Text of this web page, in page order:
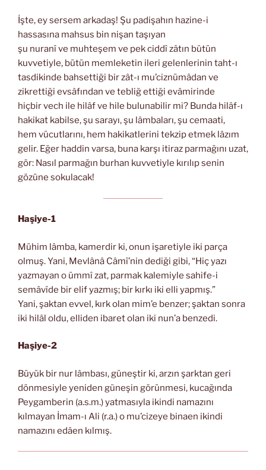
İşte, ey sersem arkadaş! Şu padişahın hazine-i
hassasına mahsus bin nişan taşıyan
şu nuranî ve muhteşem ve pek ciddî zâtın bütün
kuvvetiyle, bütün memleketin ileri gelenlerinin taht-ı
tasdikinde bahsettiği bir zât-ı mu’ciznümâdan ve
zikrettiği evsâfından ve tebliğ ettiği evâmirinde
hiçbir vech ile hilâf ve hile bulunabilir mi? Bunda hilâf-ı
hakikat kabilse, şu sarayı, şu lâmbaları, şu cemaati,
hem vücutlarını, hem hakikatlerini tekzip etmek lâzım
gelir. Eğer haddin varsa, buna karşı itiraz parmağını uzat,
gör: Nasıl parmağın burhan kuvvetiyle kırılıp senin
gözüne sokulacak!
Haşiye-1
Mühim lâmba, kamerdir ki, onun işaretiyle iki parça
olmuş. Yani, Mevlânâ Câmî’nin dediği gibi, “Hiç yazı
yazmayan o ümmî zat, parmak kalemiyle sahife-i
semâvîde bir elif yazmış; bir kırkı iki elli yapmış.”
Yani, şaktan evvel, kırk olan mim’e benzer; şaktan sonra
iki hilâl oldu, elliden ibaret olan iki nun’a benzedi.
Haşiye-2
Büyük bir nur lâmbası, güneştir ki, arzın şarktan geri
dönmesiyle yeniden güneşin görünmesi, kucağında
Peygamberin (a.s.m.) yatmasıyla ikindi namazını
kılmayan İmam-ı Ali (r.a.) o mu’cizeye binaen ikindi
namazını edâen kılmış.